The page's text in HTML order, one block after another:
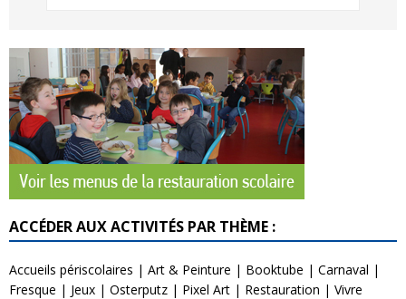
ACCÉDER AUX ACTIVITÉS PAR THÈME :
Accueils périscolaires | Art & Peinture | Booktube | Carnaval |
Fresque | Jeux | Osterputz | Pixel Art | Restauration | Vivre